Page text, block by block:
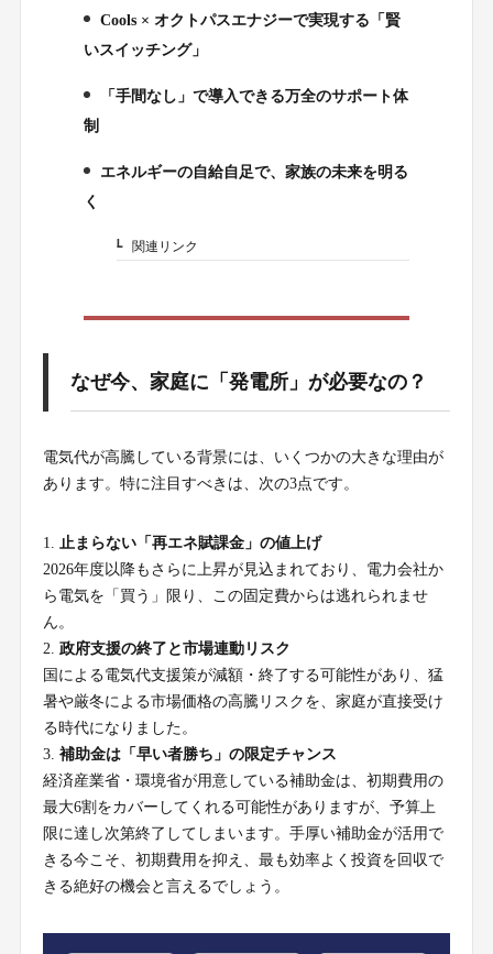
3.
Cools × オクトパスエナジーで実現する「賢
いスイッチング」
「手間なし」で導入できる万全のサポート体
制
5.
エネルギーの自給自足で、家族の未来を明る
く
5-1.関連リンク
なぜ今、家庭に「発電所」が必要なの？
電気代が高騰している背景には、いくつかの大きな理由が
あります。特に注目すべきは、次の3点です。
止まらない「再エネ賦課金」の値上げ
2026年度以降もさらに上昇が見込まれており、電力会社か
ら電気を「買う」限り、この固定費からは逃れられませ
ん。
政府支援の終了と市場連動リスク
国による電気代支援策が減額・終了する可能性があり、猛
暑や厳冬による市場価格の高騰リスクを、家庭が直接受け
る時代になりました。
補助金は「早い者勝ち」の限定チャンス
経済産業省・環境省が用意している補助金は、初期費用の
最大6割をカバーしてくれる可能性がありますが、予算上
限に達し次第終了してしまいます。手厚い補助金が活用で
きる今こそ、初期費用を抑え、最も効率よく投資を回収で
きる絶好の機会と言えるでしょう。